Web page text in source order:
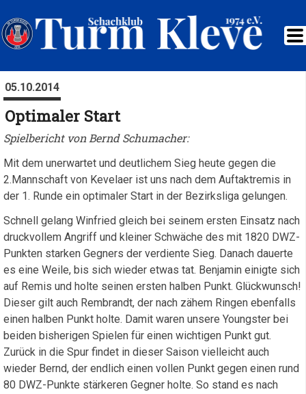
05.10.2014
Optimaler Start
Spielbericht von Bernd Schumacher:
Mit dem unerwartet und deutlichem Sieg heute gegen die
2.Mannschaft von Kevelaer ist uns nach dem Auftaktremis in
der 1. Runde ein optimaler Start in der Bezirksliga gelungen.
Schnell gelang Winfried gleich bei seinem ersten Einsatz nach
druckvollem Angriff und kleiner Schwäche des mit 1820 DWZ-
Punkten starken Gegners der verdiente Sieg. Danach dauerte
es eine Weile, bis sich wieder etwas tat. Benjamin einigte sich
auf Remis und holte seinen ersten halben Punkt. Glückwunsch!
Dieser gilt auch Rembrandt, der nach zähem Ringen ebenfalls
einen halben Punkt holte. Damit waren unsere Youngster bei
beiden bisherigen Spielen für einen wichtigen Punkt gut.
Zurück in die Spur findet in dieser Saison vielleicht auch
wieder Bernd, der endlich einen vollen Punkt gegen einen rund
80 DWZ-Punkte stärkeren Gegner holte. So stand es nach